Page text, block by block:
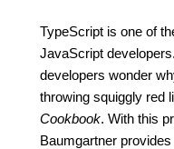
TypeScript is one of
JavaScript
developers wonder
throwing squiggly red
Cookbook. With this
Baumgartner